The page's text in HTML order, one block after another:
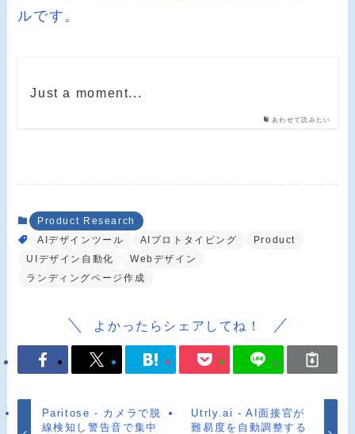
ルです。
あわせて読みたい
Just a moment...
Product Research
AIデザインツール
AIプロトタイピング
Product
UIデザイン自動化
Webデザイン
ランディングページ作成
よかったらシェアしてね！
Paritose - カメラで脱
線検知し警告音で集中
Utrly.ai - AI面接官が
難易度を自動調整する